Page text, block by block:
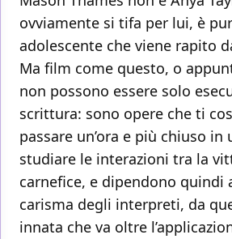
ovviamente si tifa per lui, è
adolescente che viene rapito
Ma film come questo, o
non possono essere solo
scrittura: sono opere che ti
passare un’ora e più chiuso in
studiare le interazioni tra la
carnefice, e dipendono quindi
carisma degli interpreti, da
innata che va oltre